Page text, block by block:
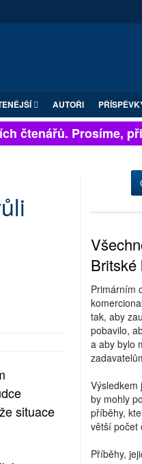
AUTOŘI
čtenářů. Prosíme,
situace
Britské
Primárním
tak, aby
pobavilo,
a aby bylo
Výsledkem
by mohly
příběhy,
větší počet
Příběhy,